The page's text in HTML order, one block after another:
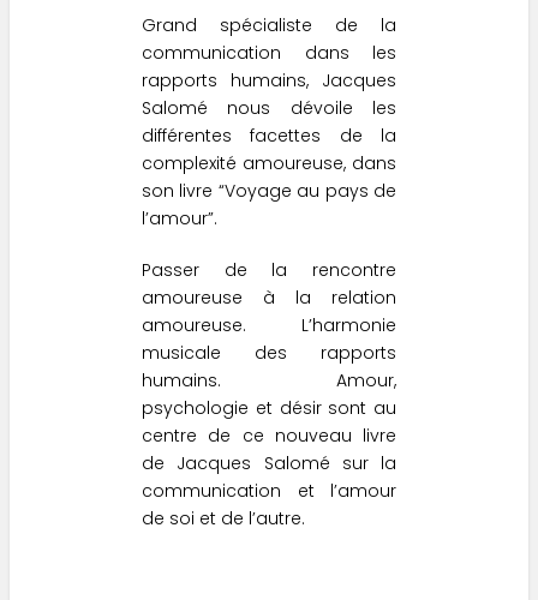
Grand spécialiste de la
communication dans les
rapports humains, Jacques
Salomé nous dévoile les
différentes facettes de la
complexité amoureuse, dans
son livre “Voyage au pays de
l’amour”.
Passer de la rencontre
amoureuse à la relation
amoureuse. L’harmonie
musicale des rapports
humains. Amour,
psychologie et désir sont au
centre de ce nouveau livre
de Jacques Salomé sur la
communication et l’amour
de soi et de l’autre.